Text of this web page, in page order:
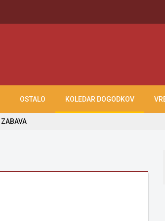
OSTALO KOLEDAR DOGODKOV
ZABAVA